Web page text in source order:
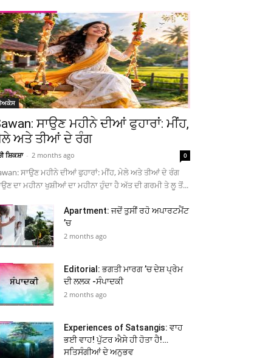
ਸਾਉਣ ਮਹੀਨੇ ਦੀਆਂ ਫੁਹਾਰਾਂ: ਮੀਂਹ,
ਅਤੇ ਤੀਆਂ ਦੇ ਰੰਗ
ਸ਼ਿਕਸ਼ਾ - 2 months ago 0
ਸਾਉਣ ਮਹੀਨੇ ਦੀਆਂ ਫੁਹਾਰਾਂ: ਮੀਂਹ, ਮੇਲੇ ਅਤੇ ਤੀਆਂ ਦੇ ਰੰਗ
ਦਾ ਮਹੀਨਾ ਖੁਸ਼ੀਆਂ ਦਾ ਮਹੀਨਾ ਹੁੰਦਾ ਹੈ ਅੱਤ ਦੀ ਗਰਮੀ ਤੇ ਲੂ ਤੋਂ...
Apartment: ਜਦੋਂ ਤੁਸੀਂ ਰਹੋ ਅਪਾਰਟਮੈਂਟ
’ਚ
2 months ago
Editorial: ਭਗਤੀ ਮਾਰਗ ’ਚ ਦੇਸ਼ ਪ੍ਰੇਮ
ਦੀ ਲਲਕ -ਸੰਪਾਦਕੀ
2 months ago
Experiences of Satsangis: ਵਾਹ
ਭਈ ਵਾਹ! ਪੁੱਟਰ ਐਸੇ ਹੀ ਹੋਤਾ ਹੈ!…
ਸਤਿਸੰਗੀਆਂ ਦੇ ਅਨੁਭਵ